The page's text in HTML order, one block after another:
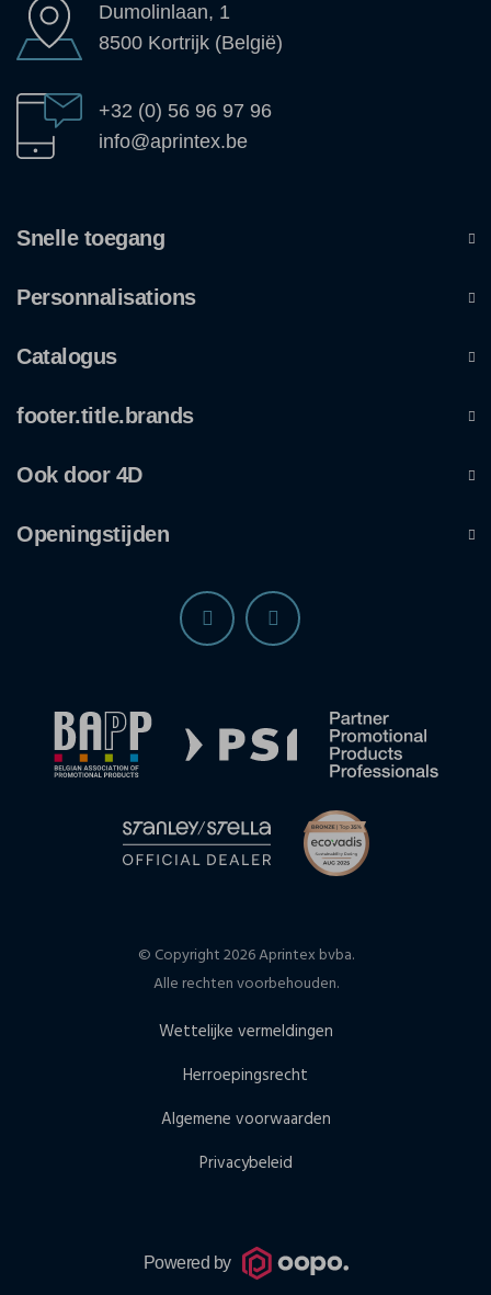
Dumolinlaan, 1
8500 Kortrijk (België)
+32 (0) 56 96 97 96
info@aprintex.be
Snelle toegang
Personnalisations
Catalogus
footer.title.brands
Ook door 4D
Openingstijden
© Copyright 2026 Aprintex bvba.
Alle rechten voorbehouden.
Wettelijke vermeldingen
Herroepingsrecht
Algemene voorwaarden
Privacybeleid
Powered by